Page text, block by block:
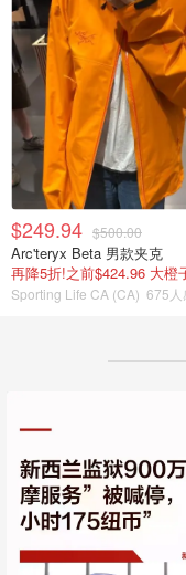
$249.94 $500.00
Arc'teryx Beta 男款夹克
Sporting Life CA (CA) 675人